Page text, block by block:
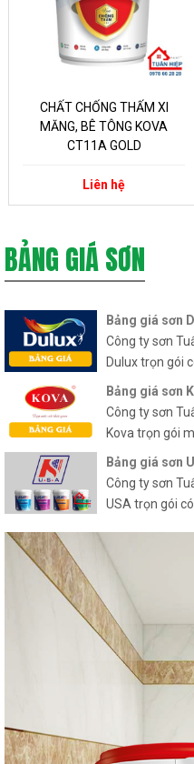
CHẤT CHỐNG THẤM XI
MĂNG, BÊ TÔNG KOVA
CT11A GOLD
Liên hệ
BẢNG GIÁ SƠN
Bảng giá sơn
Công ty sơn
Dulux trọn gói
Bảng giá sơn
Công ty sơn
Kova trọn gói
Bảng giá sơn
Công ty sơn
USA trọn gói